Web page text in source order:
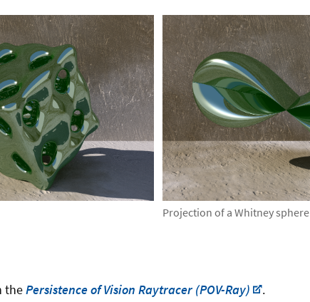
Projection of a Whitney sphere
thePersistence of Vision Raytracer (POV-Ray) .